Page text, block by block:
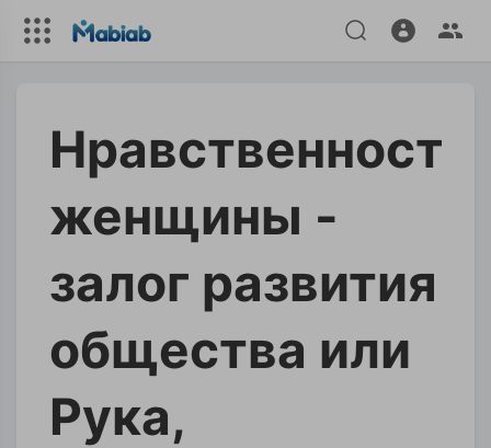
Нравственность
женщины -
залог развития
общества или
Рука,